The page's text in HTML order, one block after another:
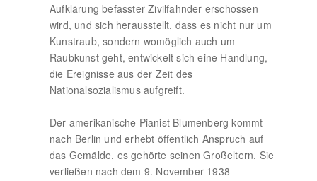
Aufklärung befasster Zivilfahnder erschossen
wird, und sich herausstellt, dass es nicht nur um
Kunstraub, sondern womöglich auch um
Raubkunst geht, entwickelt sich eine Handlung,
die Ereignisse aus der Zeit des
Nationalsozialismus aufgreift.
Der amerikanische Pianist Blumenberg kommt
nach Berlin und erhebt öffentlich Anspruch auf
das Gemälde, es gehörte seinen Großeltern. Sie
verließen nach dem 9. November 1938